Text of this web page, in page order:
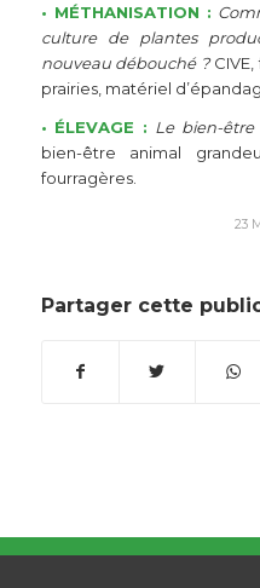
• MÉTHANISATION :
culture de plantes
nouveau débouché ?
prairies, matériel
• ÉLEVAGE : Le bien-
bien-être animal
fourragères.
23
Partager cette